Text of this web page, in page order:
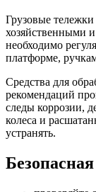
Грузовые
хозяйственными
необходимо
платформе,
Средства для
рекомендаций
следы коррозии,
колеса и
устранять.